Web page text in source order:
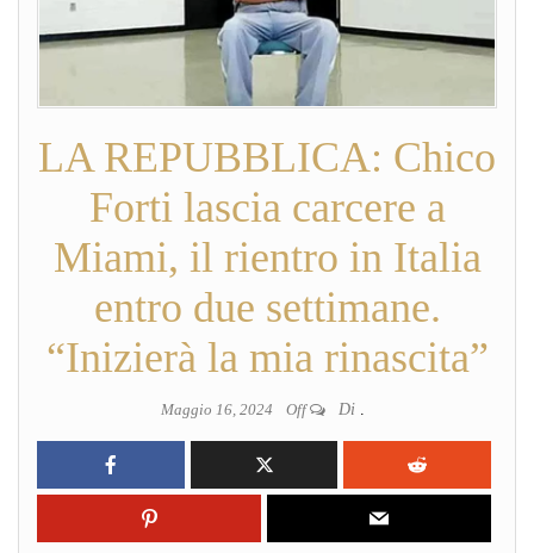
LA REPUBBLICA: Chico
Forti lascia carcere a
Miami, il rientro in Italia
entro due settimane.
“Inizierà la mia rinascita”
Maggio 16, 2024 Off Di